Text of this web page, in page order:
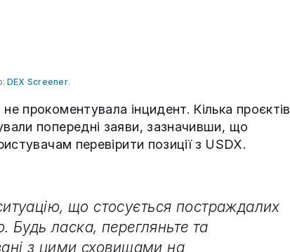
DEX Screener.
прокоментувала інцидент. Кілька проєктів
попередні заяви, зазначивши, що
перевірити позиції з USDX.
що стосується постраждалих
Будь ласка, перегляньте та
з цими сховищами на